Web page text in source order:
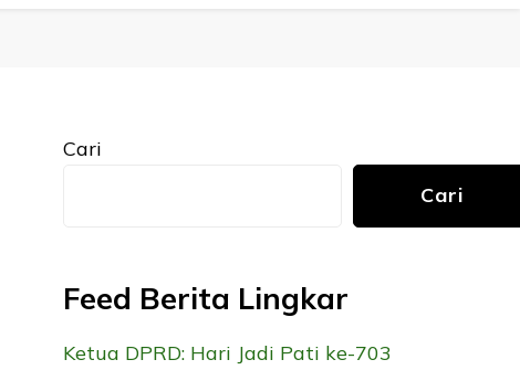
Cari
Cari
Feed Berita Lingkar
Ketua DPRD: Hari Jadi Pati ke-703